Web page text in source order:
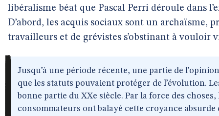
libéralisme béat que Pascal Perri déroule dans
D’abord, les acquis sociaux sont un archaïsme,
travailleurs et de grévistes s’obstinant à vouloir
Jusqu’à une période récente, une partie de
que les statuts pouvaient protéger de l’évolution.
bonne partie du XXe siècle. Par la force des choses,
consommateurs ont balayé cette croyance